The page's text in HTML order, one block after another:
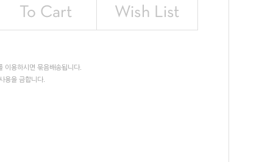
이용하시면 묶음배송됩니다.
용을 금합니다.